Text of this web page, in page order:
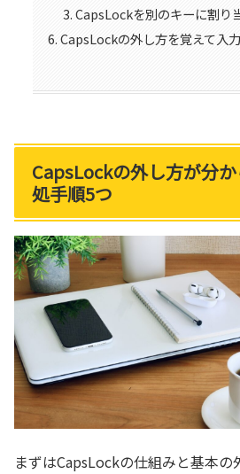
CapsLockを別のキーに割り
CapsLockの外し方を覚えて入
CapsLockの外し方が分
処手順5つ
まずはCapsLockの仕組みと基本